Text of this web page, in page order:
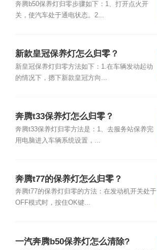
奔腾b50保养灯归零步骤如下：1、打开点火开
关，使汽车处于通电状态。2...
新款皇冠保养灯怎么归零？
新皇冠保养灯归零方法如下：1.在车辆发动起动
的情况下，摁下新款皇冠方向...
奔腾t33保养灯怎么归零？
奔腾t33保养灯归零方法是：1、去服务站保养完
用电脑进入车辆系统设置，...
奔腾t77的保养灯怎么归零？
奔腾t77的保养灯归零的方法：在发动机开关处于
OFF模式时，按住OK键...
一汽奔腾b50保养灯怎么清除?